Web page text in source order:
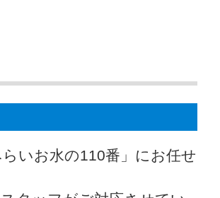
いお水の110番」にお任せ